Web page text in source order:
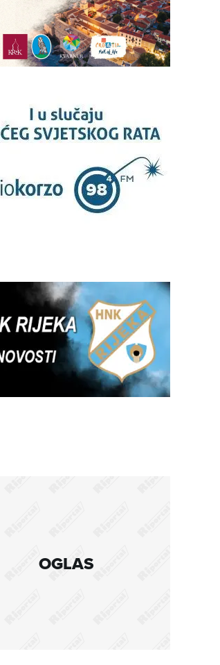
OGLAS